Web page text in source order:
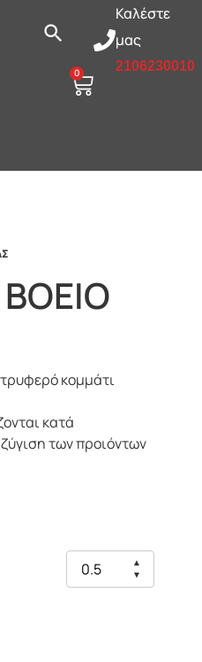
0
Καλέστε
μας
2106230010
κομμάτι
κατά
των προιόντων
▲
▼